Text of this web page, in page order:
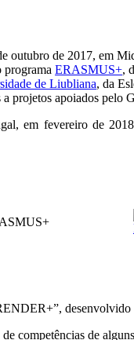
outubro de 2017, em
programa ERASMUS+,
de Liubliana, da
a projetos apoiados pelo
em fevereiro de
desenvolvido
competências de